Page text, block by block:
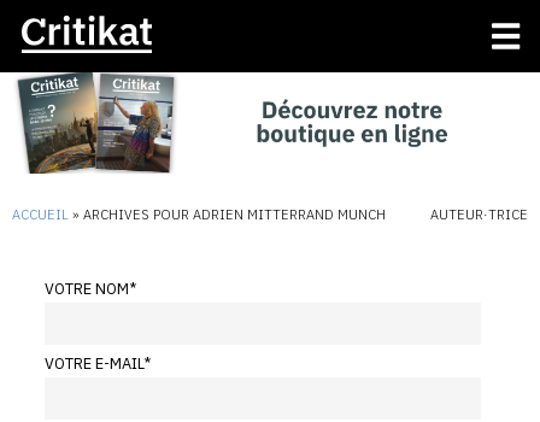
ACCUEIL » ARCHIVES POUR ADRIEN MITTERRAND MUNCH AUTEUR·TRICE
VOTRE NOM*
VOTRE E-MAIL*